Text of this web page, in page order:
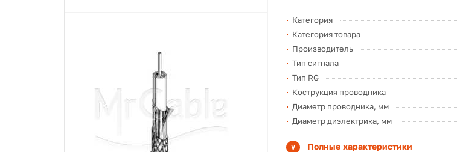
Категория
Категория товара
Производитель
Тип сигнала
Тип RG
Кострукция проводника
Диаметр проводника, мм
Диаметр диэлектрика, мм
Полные характеристики